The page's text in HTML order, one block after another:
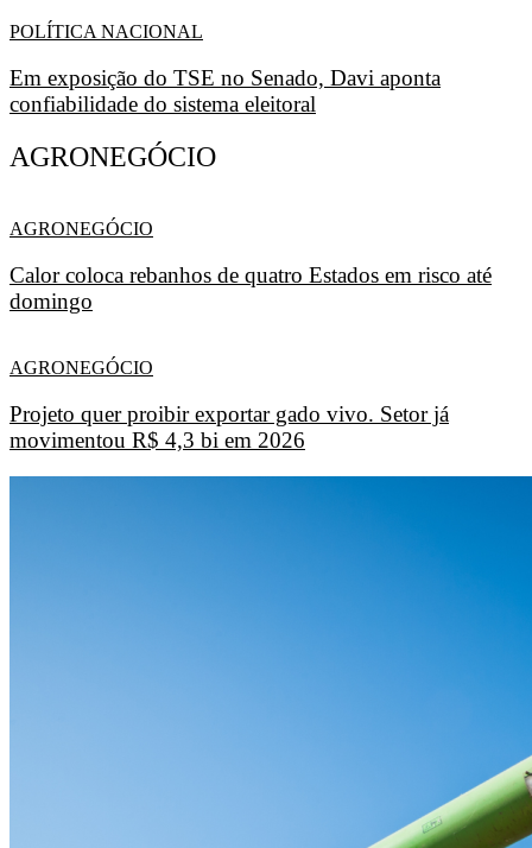
POLÍTICA NACIONAL
Em exposição do TSE no Senado, Davi aponta
confiabilidade do sistema eleitoral
AGRONEGÓCIO
AGRONEGÓCIO
Calor coloca rebanhos de quatro Estados em risco até
domingo
AGRONEGÓCIO
Projeto quer proibir exportar gado vivo. Setor já
movimentou R$ 4,3 bi em 2026